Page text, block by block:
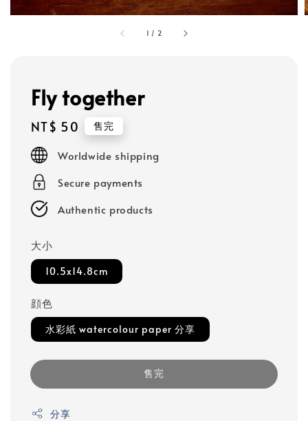
1 / 2
Fly together
Regular
price
NT$ 50 售完
Worldwide shipping
Secure payments
Authentic products
大小
10.5x14.8cm
顔色
水彩紙 watercolour paper 分享
售完
分享